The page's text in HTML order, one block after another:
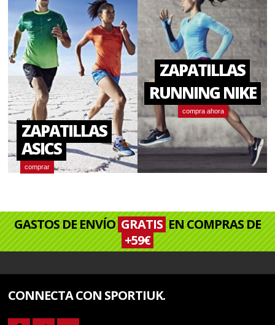
ZAPATILLAS
ASICS
comprar
ZAPATILLAS
RUNNING NIKE
compra ahora
GASTOS DE ENVÍO GRATISEN COMPRAS DE
+59€
CONNECTA CON SPORTIUK.